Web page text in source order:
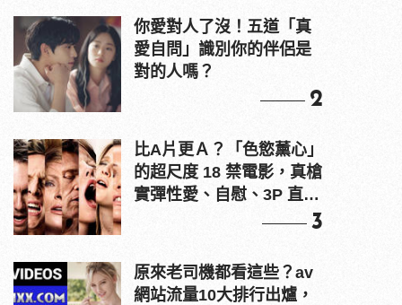
你愛對人了沒！五道「真
愛自問」識別你的伴侶是
對的人嗎？
2
比A片更Ａ？「色慾薰心」
的超尺度 18 禁電影，真槍
實彈性愛、自慰、3P 直接
3
原來老司機都看這些？av
網站流量10大排行出爐，